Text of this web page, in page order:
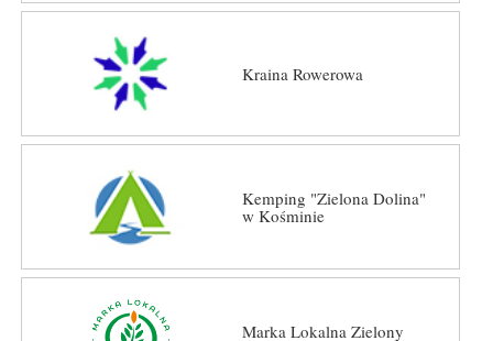
Kraina Rowerowa
Kemping "Zielona Dolina"
w Kośminie
Marka Lokalna Zielony